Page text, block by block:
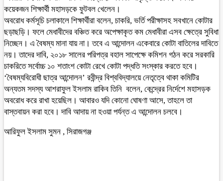
কয়েকজন শিক্ষার্থী মহাসড়কে ফুটবল খেলেন।
অবরোধ কর্মসূচি চলাকালে শিক্ষার্থীরা বলেন, চাকরি, ভর্তি পরীক্ষাসহ সবখানে কোটার
ছড়াছড়ি। ফলে মেধাবীদের বঞ্চিত করে অপেক্ষাকৃত কম মেধাবীরা এসব ক্ষেত্রে সুবিধা
নিচ্ছেন। এ বৈষম্য মানা যায় না। তবে এ আন্দোলন একেবারে কোটা বাতিলের দাবিতে
নয়। তাদের দাবি, ২০১৮ সালের পরিপত্র বহাল সাপেক্ষে কমিশন গঠন করে সরকারি
চাকরিতে সর্বোচ্চ ১০ শতাংশ কোটা রেখে কোটা পদ্ধতি সংস্কার করতে হবে।
‘বৈষম্যবিরোধী ছাত্র আন্দোলন’ রবীন্দ্র বিশ্ববিদ্যালয়ে নেতৃত্বে থাকা কমিটির
অন্যতম সদস্য আশরাফুল ইসলাম রাকিব তিনি বলেন, কেন্দ্রের নির্দেশে মহাসড়ক
অবরোধ করে রাখা হয়েছিল। আবারও যদি কোনো ঘোষণা আসে, তাহলে তা
বাস্তবায়ন করা হবে। দাবি আদায় না হওয়া পর্যন্ত এ আন্দোলন চলবে।
আরিফুল ইসলাম সুমন , সিরাজগঞ্জ